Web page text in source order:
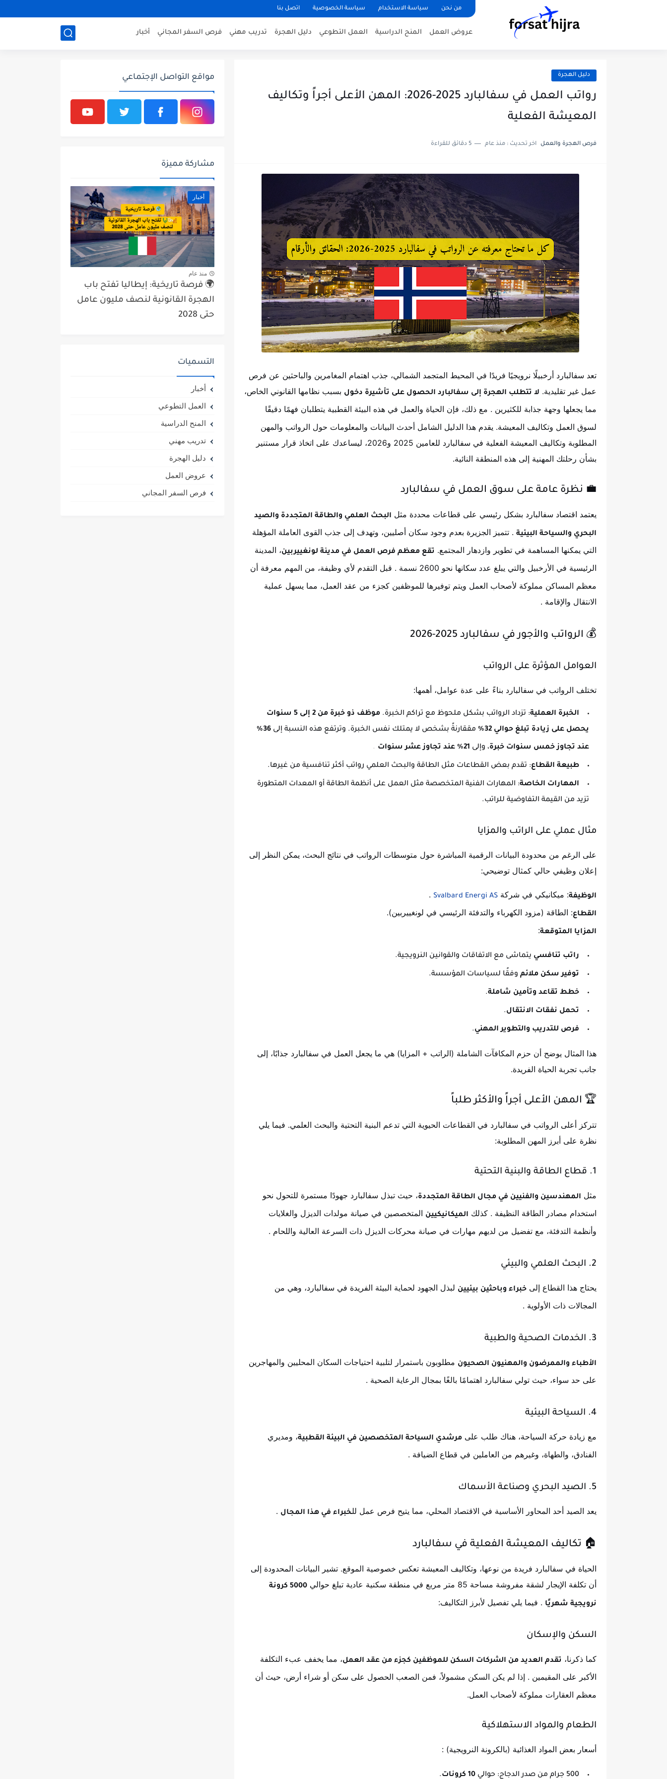
من نحن سياسة الاستخدام سياسة الخصوصية اتصل بنا
عروض العمل المنح الدراسية العمل التطوعي دليل الهجرة تدريب مهني فرص السفر المجاني أخبار
دليل الهجرة
رواتب العمل في سفالبارد 2025-2026: المهن الأعلى أجراً وتكاليف
المعيشة الفعلية
فرص الهجرة والعمل اخر تحديث : منذ عام 5 دقائق للقراءة
تعد سفالبارد أرخبيلًا نرويجيًا فريدًا في المحيط المتجمد الشمالي، جذب اهتمام المغامرين والباحثين عن فرص
عمل غير تقليدية. لا تتطلب الهجرة إلى سفالبارد الحصول على تأشيرة دخول بسبب نظامها القانوني الخاص،
مما يجعلها وجهة جذابة للكثيرين . مع ذلك، فإن الحياة والعمل في هذه البيئة القطبية يتطلبان فهمًا دقيقًا
لسوق العمل وتكاليف المعيشة. يقدم هذا الدليل الشامل أحدث البيانات والمعلومات حول الرواتب والمهن
المطلوبة وتكاليف المعيشة الفعلية في سفالبارد للعامين 2025 و2026، ليساعدك على اتخاذ قرار مستنير
بشأن رحلتك المهنية إلى هذه المنطقة النائية.
💼 نظرة عامة على سوق العمل في سفالبارد
يعتمد اقتصاد سفالبارد بشكل رئيسي على قطاعات محددة مثل البحث العلمي والطاقة المتجددة والصيد
البحري والسياحة البيئية . تتميز الجزيرة بعدم وجود سكان أصليين، وتهدف إلى جذب القوى العاملة المؤهلة
التي يمكنها المساهمة في تطوير وازدهار المجتمع. تقع معظم فرص العمل في مدينة لونغييربين، المدينة
الرئيسية في الأرخبيل والتي يبلغ عدد سكانها نحو 2600 نسمة
. قبل التقدم لأي وظيفة، من المهم معرفة أن
معظم المساكن مملوكة لأصحاب العمل ويتم توفيرها للموظفين كجزء من عقد العمل، مما يسهل عملية
الانتقال والإقامة .
💰 الرواتب والأجور في سفالبارد 2025-2026
العوامل المؤثرة على الرواتب
تختلف الرواتب في سفالبارد بناءً على عدة عوامل، أهمها:
الخبرة العملية: تزداد الرواتب بشكل ملحوظ مع تراكم الخبرة.
موظف ذو خبرة من 2 إلى 5 سنوات
يحصل على زيادة تبلغ حوالي 32%
مققارنةً بشخص لا يمتلك نفس الخبرة. وترتفع هذه النسبة إلى 36%
عند تجاوز خمس سنوات خبرة، وإلى 21% عند تجاوز عشر سنوات .
طبيعة القطاع: تقدم بعض القطاعات مثل الطاقة والبحث العلمي رواتب أكثر تنافسية من غيرها.
المهارات الخاصة: المهارات الفنية المتخصصة مثل العمل على أنظمة الطاقة أو المعدات المتطورة
تزيد من القيمة التفاوضية للراتب.
مثال عملي على الراتب والمزايا
على الرغم من محدودة البيانات الرقمية المباشرة حول متوسطات الرواتب في نتائج البحث، يمكن النظر إلى
إعلان وظيفي حالي كمثال توضيحي:
الوظيفة: ميكانيكي في شركة Svalbard Energi AS
.
القطاع: الطاقة (مزود الكهرباء والتدفئة الرئيسي في لونغييربين).
المزايا المتوقعة:
راتب تنافسي يتماشى مع الاتفاقات والقوانين النرويجية.
توفير سكن ملائم وفقًا لسياسات المؤسسة.
خطط تقاعد وتأمين شاملة.
تحمل نفقات الانتقال.
فرص للتدريب والتطوير المهني.
هذا المثال يوضح أن حزم المكافآت الشاملة (الراتب + المزايا) هي ما يجعل العمل في سفالبارد جذابًا، إلى
جانب تجربة الحياة الفريدة.
🏆 المهن الأعلى أجراً والأكثر طلباً
تتركز أعلى الرواتب في سفالبارد في القطاعات الحيوية التي تدعم البنية التحتية والبحث العلمي. فيما يلي
نظرة على أبرز المهن المطلوبة:
1. قطاع الطاقة والبنية التحتية
مثل المهندسين والفنيين في مجال الطاقة المتجددة، حيث تبذل سفالبارد جهودًا مستمرة للتحول نحو
استخدام مصادر الطاقة النظيفة . كذلك الميكانيكيين المتخصصين في صيانة مولدات الديزل والغلايات
وأنظمة التدفئة، مع تفضيل من لديهم مهارات في صيانة محركات الديزل ذات السرعة العالية واللحام .
2. البحث العلمي والبيئي
يحتاج هذا القطاع إلى خبراء وباحثين بيئيين لبذل الجهود لحماية البيئة الفريدة في سفالبارد، وهي من
المجالات ذات الأولوية .
3. الخدمات الصحية والطبية
الأطباء والممرضون والمهنيون الصحيون مطلوبون باستمرار لتلبية احتياجات السكان المحليين والمهاجرين
على حد سواء، حيث تولي سفالبارد اهتمامًا بالغًا بمجال الرعاية الصحية .
4. السياحة البيئية
مع زيادة حركة السياحة، هناك طلب على مرشدي السياحة المتخصصين في البيئة القطبية، ومديري
الفنادق، والطهاة، وغيرهم من العاملين في قطاع الضيافة .
5. الصيد البحري وصناعة الأسماك
يعد الصيد أحد المحاور الأساسية في الاقتصاد المحلي، مما يتيح فرص عمل للخبراء في هذا المجال .
🏠 تكاليف المعيشة الفعلية في سفالبارد
الحياة في سفالبارد فريدة من نوعها، وتكاليف المعيشة تعكس خصوصية الموقع. تشير البيانات المحدودة إلى
أن تكلفة الإيجار لشقة مفروشة مساحة 85 متر مربع في منطقة سكنية عادية تبلغ حوالي
5000 كرونة
نرويجية شهريًا . فيما يلي تفصيل لأبرز التكاليف:
السكن والإسكان
كما ذكرنا، تقدم العديد من الشركات السكن للموظفين كجزء من عقد العمل، مما يخفف عبء التكلفة
الأكبر على المقيمين . إذا لم يكن السكن مشمولاً، فمن الصعب الحصول على سكن أو شراء أرض، حيث أن
معظم العقارات مملوكة لأصحاب العمل.
الطعام والمواد الاستهلاكية
أسعار بعض المواد الغذائية (بالكرونة النرويجية) :
500 جرام من صدر الدجاج: حوالي 10 كرونات .
مواقع التواصل الإجتماعي
مشاركة مميزة
أخبار
منذ عام
🌍 فرصة تاريخية: إيطاليا تفتح باب
الهجرة القانونية لنصف مليون عامل
حتى 2028
التسميات
أخبار
العمل التطوعي
المنح الدراسية
تدريب مهني
دليل الهجرة
عروض العمل
فرص السفر المجاني